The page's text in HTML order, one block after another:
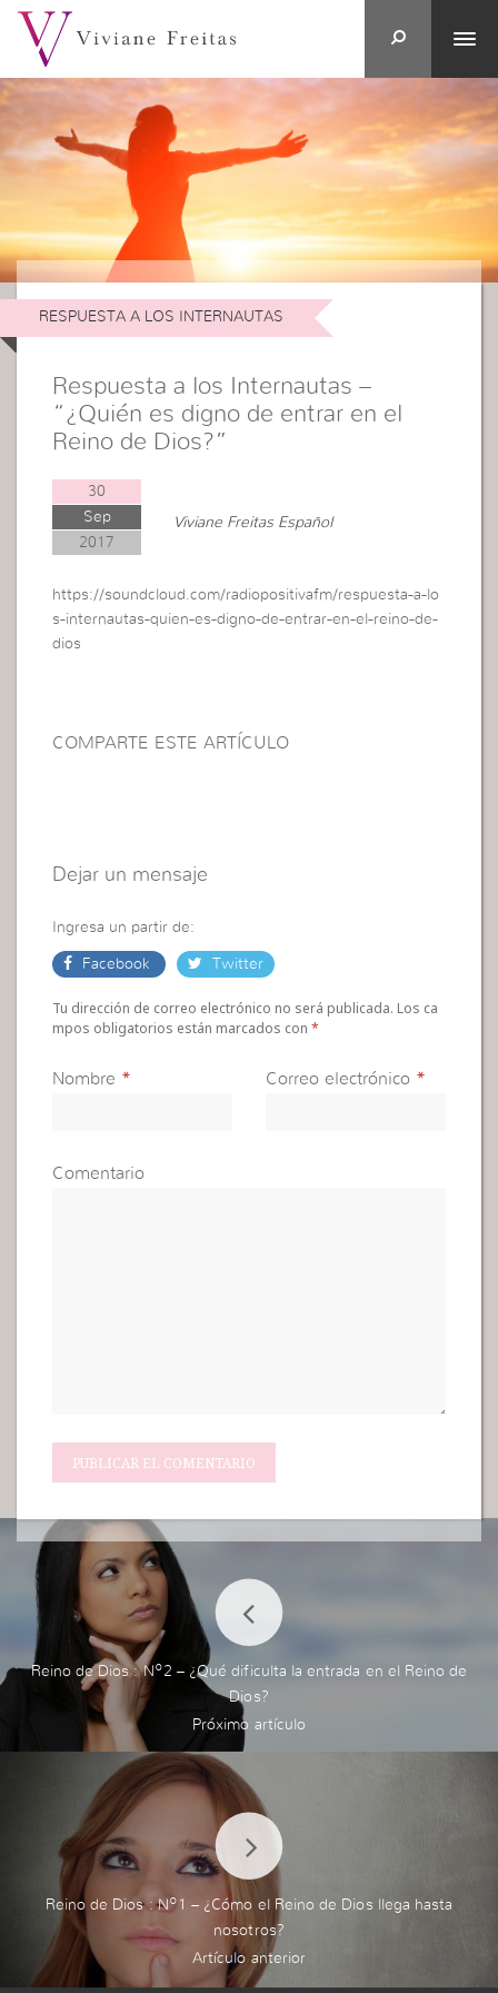
RESPUESTA A LOS INTERNAUTAS
Respuesta a los Internautas –
“¿Quién es digno de entrar en el
Reino de Dios?”
30
Sep
2017
Viviane Freitas Español
https://soundcloud.com/radiopositivafm/respuesta-a-lo
s-internautas-quien-es-digno-de-entrar-en-el-reino-de-
dios
COMPARTE ESTE ARTÍCULO
Dejar un mensaje
Ingresa un partir de:
Facebook Twitter
Tu dirección de correo electrónico no será publicada. Los ca
mpos obligatorios están marcados con*
Nombre * Correo electrónico *
Comentario
Reino de Dios : Nº2 – ¿Qué dificulta la entrada en el Reino de
Dios?
Reino de Dios : Nº1 – ¿Cómo el Reino de Dios llega hasta
nosotros?